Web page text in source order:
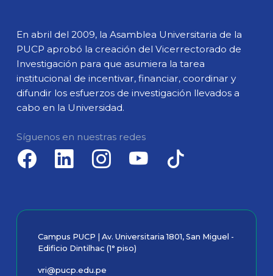
En abril del 2009, la Asamblea Universitaria de la
PUCP aprobó la creación del Vicerrectorado de
Investigación para que asumiera la tarea
institucional de incentivar, financiar, coordinar y
difundir los esfuerzos de investigación llevados a
cabo en la Universidad.
Síguenos en nuestras redes
Campus PUCP | Av. Universitaria 1801, San Miguel -
Edificio Dintilhac (1° piso)
vri@pucp.edu.pe